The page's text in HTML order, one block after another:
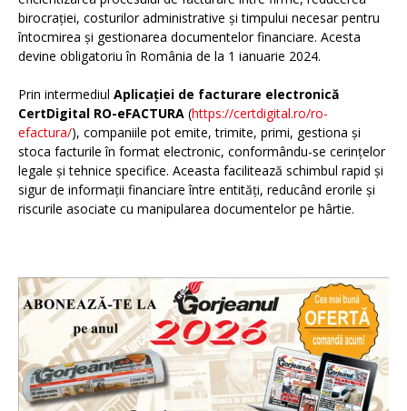
birocrației, costurilor administrative și timpului necesar pentru
întocmirea și gestionarea documentelor financiare. Acesta
devine obligatoriu în România de la 1 ianuarie 2024.
Prin intermediul Aplicației de facturare electronică
CertDigital RO-eFACTURA (https://certdigital.ro/ro-
efactura/), companiile pot emite, trimite, primi, gestiona și
stoca facturile în format electronic, conformându-se cerințelor
legale și tehnice specifice. Aceasta facilitează schimbul rapid și
sigur de informații financiare între entități, reducând erorile și
riscurile asociate cu manipularea documentelor pe hârtie.